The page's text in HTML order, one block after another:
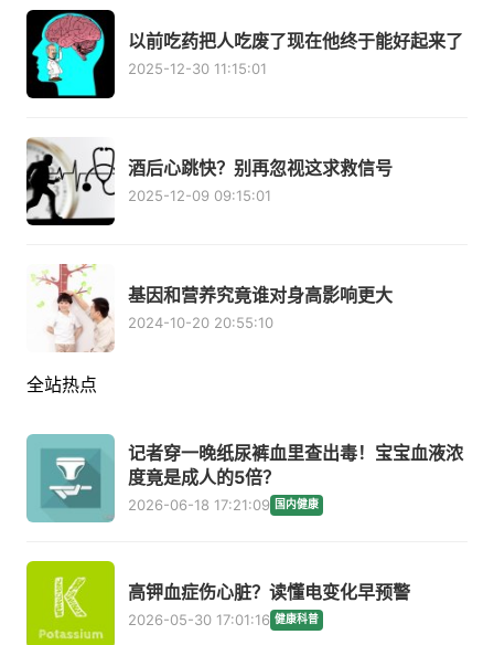
以前吃药把人吃废了现在他终于能好起来了
2025-12-30 11:15:01
酒后心跳快？别再忽视这求救信号
2025-12-09 09:15:01
基因和营养究竟谁对身高影响更大
2024-10-20 20:55:10
全站热点
记者穿一晚纸尿裤血里查出毒！宝宝血液浓
度竟是成人的5倍？
2026-06-18 17:21:09 国内健康
高钾血症伤心脏？读懂电变化早预警
2026-05-30 17:01:16 健康科普